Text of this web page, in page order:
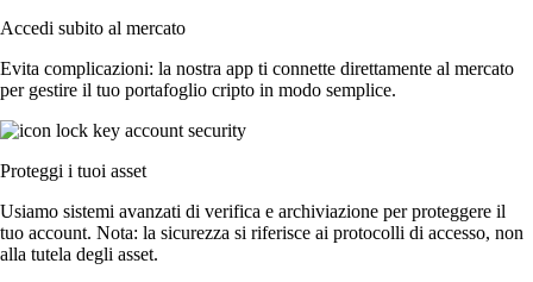
Accedi subito al mercato
Evita complicazioni: la nostra app ti connette direttamente al mercato
per gestire il tuo portafoglio cripto in modo semplice.
Proteggi i tuoi asset
Usiamo sistemi avanzati di verifica e archiviazione per proteggere il
tuo account. Nota: la sicurezza si riferisce ai protocolli di accesso, non
alla tutela degli asset.